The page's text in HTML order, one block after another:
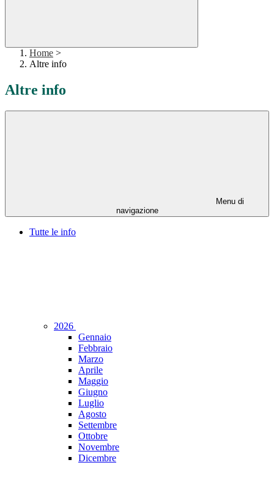
Home >
Altre info
Altre info
Menu di
navigazione
Tutte le info
2026
Gennaio
Febbraio
Marzo
Aprile
Maggio
Giugno
Luglio
Agosto
Settembre
Ottobre
Novembre
Dicembre